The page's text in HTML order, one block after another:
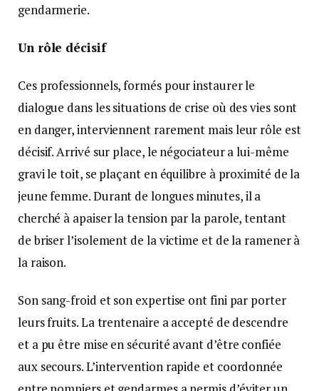
gendarmerie.
Un rôle décisif
Ces professionnels, formés pour instaurer le
dialogue dans les situations de crise où des vies sont
en danger, interviennent rarement mais leur rôle est
décisif. Arrivé sur place, le négociateur a lui-même
gravi le toit, se plaçant en équilibre à proximité de la
jeune femme. Durant de longues minutes, il a
cherché à apaiser la tension par la parole, tentant
de briser l’isolement de la victime et de la ramener à
la raison.
Son sang-froid et son expertise ont fini par porter
leurs fruits. La trentenaire a accepté de descendre
et a pu être mise en sécurité avant d’être confiée
aux secours. L’intervention rapide et coordonnée